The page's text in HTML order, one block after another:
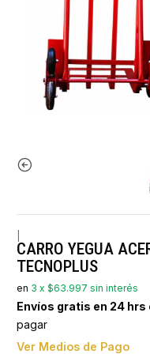
CARRO YEGUA
TECNOPLUS
en 3 x $63.997 sin interés
Envíos gratis en 24 hrs
pagar
Ver Medios de Pago